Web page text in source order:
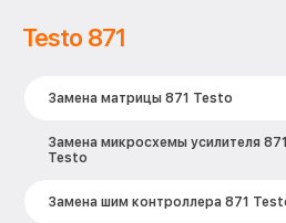
Testo 871
Замена матрицы 871 Testo
Замена микросхемы усилителя 871
Testo
Замена шим контроллера 871